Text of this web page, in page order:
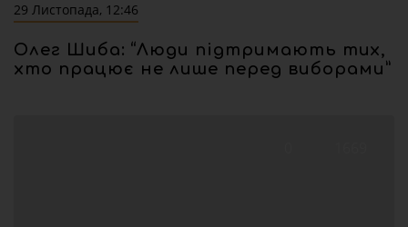
29 Листопада, 12:46
Олег Шиба: “Люди підтримають тих,
хто працює не лише перед виборами”